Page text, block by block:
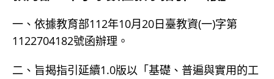
一、依據教育部112年10月20日臺教資(一)字第
1122704182號函辦理。
二、旨揭指引延續1.0版以「基礎、普遍與實用的工